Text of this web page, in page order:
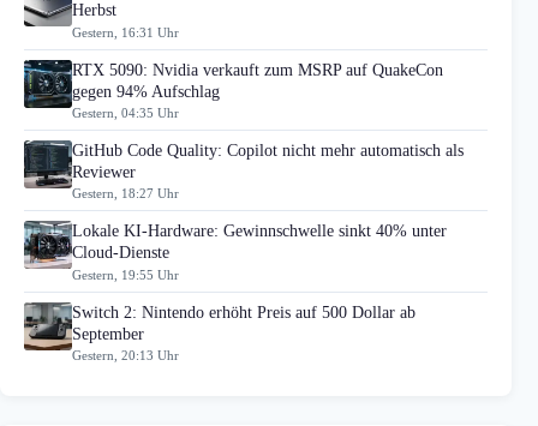
Herbst
Gestern, 16:31 Uhr
RTX 5090: Nvidia verkauft zum MSRP auf QuakeCon
gegen 94% Aufschlag
Gestern, 04:35 Uhr
GitHub Code Quality: Copilot nicht mehr automatisch als
Reviewer
Gestern, 18:27 Uhr
Lokale KI-Hardware: Gewinnschwelle sinkt 40% unter
Cloud-Dienste
Gestern, 19:55 Uhr
Switch 2: Nintendo erhöht Preis auf 500 Dollar ab
September
Gestern, 20:13 Uhr